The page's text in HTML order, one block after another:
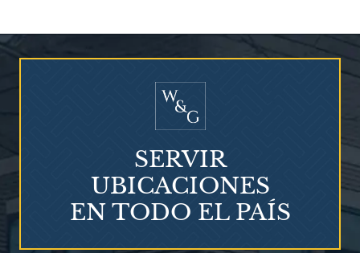
¿Quién corre el riesgo de
SERVIR
UBICACIONES
EN TODO EL PAÍS